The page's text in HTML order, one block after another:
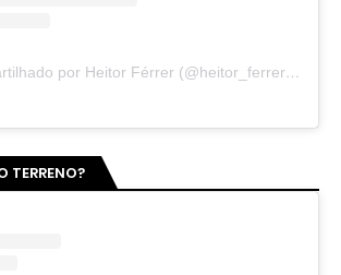
Um post compartilhado por Heitor Férrer (@heitor_ferrer77)
TERRENO?